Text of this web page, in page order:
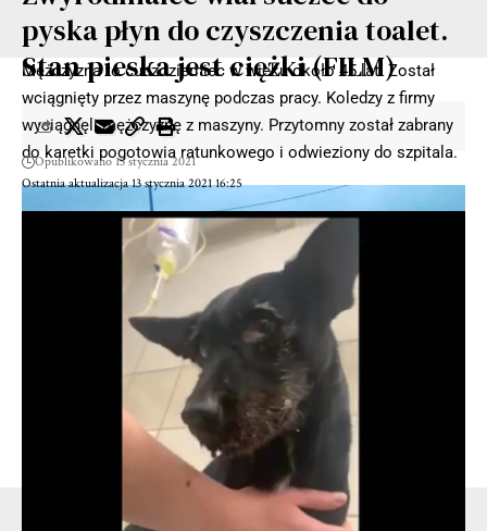
Mężczyzna to cudzoziemiec w wieku około 45 lat. Został
wciągnięty przez maszynę podczas pracy. Koledzy z firmy
wyciągnęli mężczyznę z maszyny. Przytomny został zabrany
do karetki pogotowia ratunkowego i odwieziony do szpitala.
pyska płyn do czyszczenia toalet.
Stan pieska jest ciężki (FILM)
Ostatnia aktualizacja 13 stycznia 2021 16:25
Opublikowano 13 stycznia 2021